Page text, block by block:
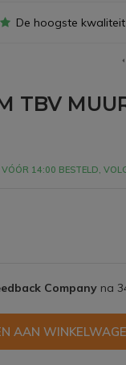
De hoogste
TBV
VÓÓR 14:00 BESTELD,
Companyna
AAN